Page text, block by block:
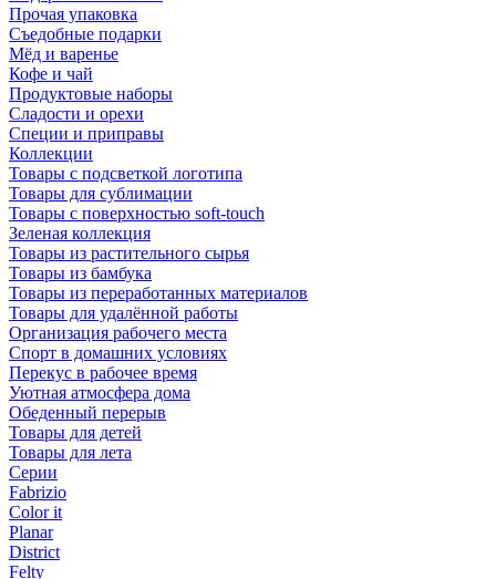
Прочая упаковка
Съедобные подарки
Мёд и варенье
Кофе и чай
Продуктовые наборы
Сладости и орехи
Специи и приправы
Коллекции
Товары с подсветкой логотипа
Товары для сублимации
Товары с поверхностью soft-touch
Зеленая коллекция
Товары из растительного сырья
Товары из бамбука
Товары из переработанных материалов
Товары для удалённой работы
Организация рабочего места
Спорт в домашних условиях
Перекус в рабочее время
Уютная атмосфера дома
Обеденный перерыв
Товары для детей
Товары для лета
Серии
Fabrizio
Color it
Planar
District
Felty